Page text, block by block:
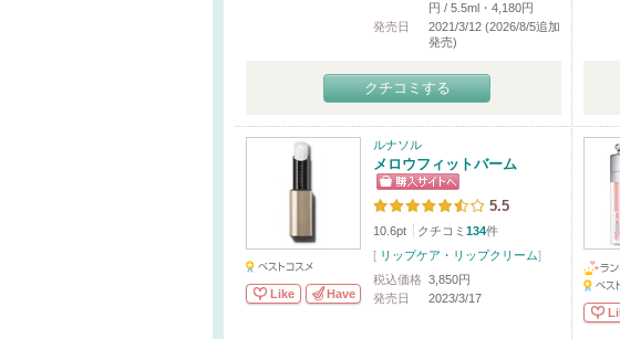
円 / 5.5ml・4,180円
発売日
2021/3/12 (2026/8/5追加
発売)
クチコミする
Like Have
ルナソル
メロウフィットバーム
5.5
10.6pt クチコミ 134件
[ リップケア・リップクリーム]
税込価格 3,850円
発売日
2023/3/17